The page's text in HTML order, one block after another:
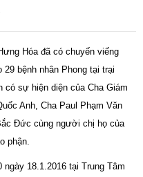
Hóa đã có chuyến viếng
bệnh nhân Phong tại trại
có sự hiện diện của Cha Giám
Anh, Cha Paul Phạm Văn
Đức cùng người chị họ của
phận.
18.1.2016 tại Trung Tâm